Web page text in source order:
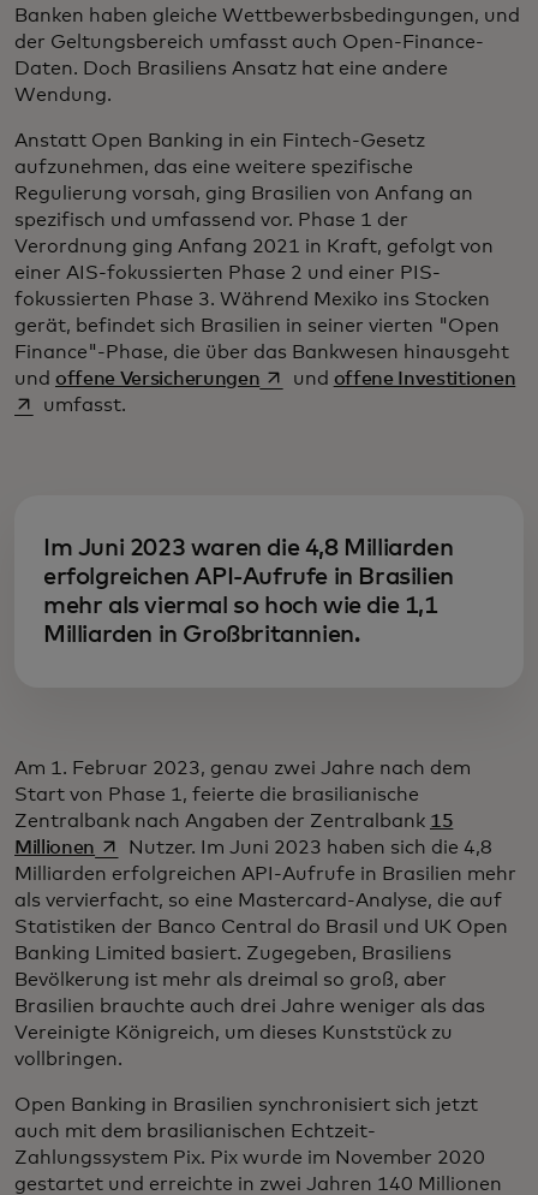
Banken haben gleiche Wettbewerbsbedingungen, und
der Geltungsbereich umfasst auch Open-Finance-
Daten. Doch Brasiliens Ansatz hat eine andere
Wendung.
Anstatt Open Banking in ein Fintech-Gesetz
aufzunehmen, das eine weitere spezifische
Regulierung vorsah, ging Brasilien von Anfang an
spezifisch und umfassend vor. Phase 1 der
Verordnung ging Anfang 2021 in Kraft, gefolgt von
einer AIS-fokussierten Phase 2 und einer PIS-
fokussierten Phase 3. Während Mexiko ins Stocken
gerät, befindet sich Brasilien in seiner vierten "Open
Finance"-Phase, die über das Bankwesen hinausgeht
und offene Versicherungenwird in einer neuen
und offene Investitionen
umfasst.
Im Juni 2023 waren die 4,8 Milliarden
erfolgreichen API-Aufrufe in Brasilien
mehr als viermal so hoch wie die 1,1
Milliarden in Großbritannien.
Am 1. Februar 2023, genau zwei Jahre nach dem
Start von Phase 1, feierte die brasilianische
Zentralbank nach Angaben der Zentralbank 15
Millionen wird in einer neuen Registerkarte geöffnet
Nutzer. Im Juni 2023 haben sich die 4,8
Milliarden erfolgreichen API-Aufrufe in Brasilien mehr
als vervierfacht, so eine Mastercard-Analyse, die auf
Statistiken der Banco Central do Brasil und UK Open
Banking Limited basiert. Zugegeben, Brasiliens
Bevölkerung ist mehr als dreimal so groß, aber
Brasilien brauchte auch drei Jahre weniger als das
Vereinigte Königreich, um dieses Kunststück zu
vollbringen.
Open Banking in Brasilien synchronisiert sich jetzt
auch mit dem brasilianischen Echtzeit-
Zahlungssystem Pix. Pix wurde im November 2020
gestartet und erreichte in zwei Jahren 140 Millionen